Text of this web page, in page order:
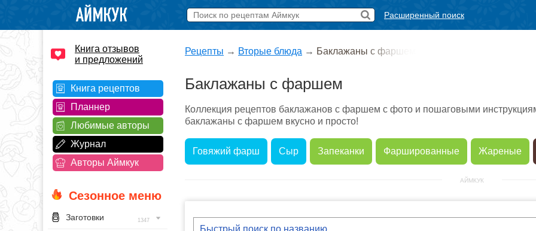
Расширенный поиск
Книга отзывов
и предложений
Книга рецептов
Планнер
Любимые авторы
Журнал
Авторы Аймкук
Сезонное меню
Заготовки 1347
Рецепты → Вторые блюда → Баклажаны с фаршем
Баклажаны с фаршем
Коллекция рецептов баклажанов с фаршем с фото и пошаговыми
баклажаны с фаршем вкусно и просто!
Говяжий фарш Сыр Запеканки Фаршированные Жареные
АЙМКУК